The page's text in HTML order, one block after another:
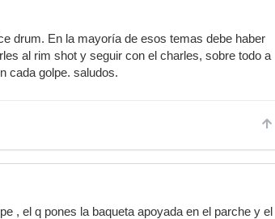
drum. En la mayoría de esos temas debe haber
al rim shot y seguir con el charles, sobre todo a
cada golpe. saludos.
, el q pones la baqueta apoyada en el parche y el